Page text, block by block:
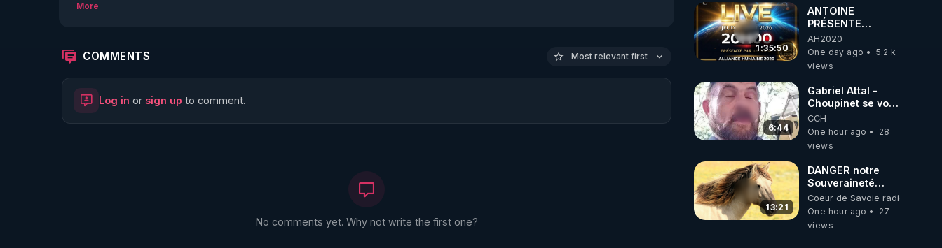
🌱 LE MAGAZINE RÉGÉNÈRE
http://rgnr.li/ymag
More
COMMENTS Most relevant first
Log in or sign up to comment.
No comments yet. Why not write the first one?
1:35:50
ANTOINE
PRÉSENTE
AH2020 LE LIVE
20H ***DU
06/08/2026***
AH2020
One day ago
5.2 k
views
6:44
Gabriel Attal -
Choupinet se voit
en haut de
l'affiche
CCH
One hour ago
28
views
13:21
DANGER notre
Souveraineté
Alimentaire est
attaqué...
Coeur de Savoie radioweb TV
One hour ago
27
views